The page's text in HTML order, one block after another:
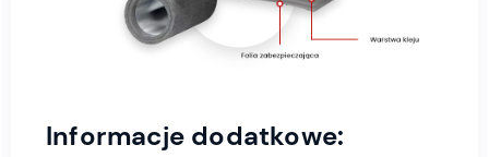
Informacje dodatkowe: